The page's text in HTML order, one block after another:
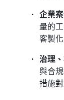
企業
量的
客製
治理
與合
措施